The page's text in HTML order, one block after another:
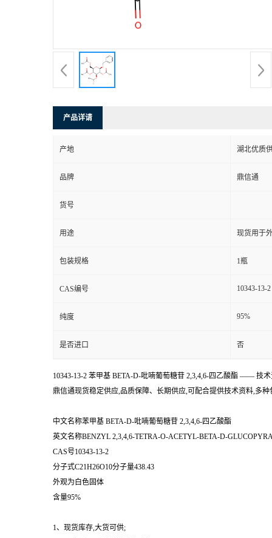
产品详请
产地 湖北优质
品牌 鼎信通
货号
用途 现货用于
包装规格 1瓶
CAS编号 10343-13-2
纯度 95%
是否进口 否
10343-13-2 苯甲基 BETA-D-吡喃葡萄糖苷 2,3,4,6-四乙酸酯 —— 技
鼎信通现货稳定供应,品质保障、长期供应,可配合提供技术资料,多种
中文名称苯甲基 BETA-D-吡喃葡萄糖苷 2,3,4,6-四乙酸酯
英文名称BENZYL 2,3,4,6-TETRA-O-ACETYL-BETA-D-
CAS号10343-13-2
分子式C21H26O10分子量438.43
外观为白色固体
含量95%
1、现货库存,大货可供;